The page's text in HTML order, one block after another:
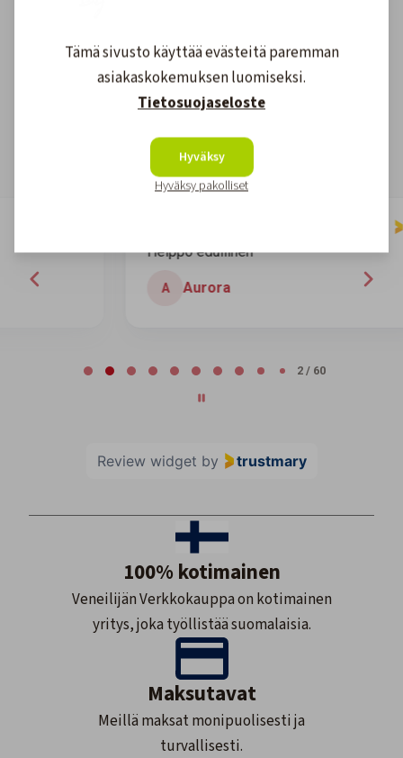
4.6 1608
arvostelut
Helppo edullinen
2 / 60
Review widget by trustmary
100% kotimainen
Veneilijän Verkkokauppa on kotimainen
yritys, joka työllistää suomalaisia.
Maksutavat
Meillä maksat monipuolisesti ja
turvallisesti.
Tämä sivusto käyttää evästeitä paremman
asiakaskokemuksen luomiseksi.
Tietosuojaseloste
Hyväksy
Hyväksy pakolliset